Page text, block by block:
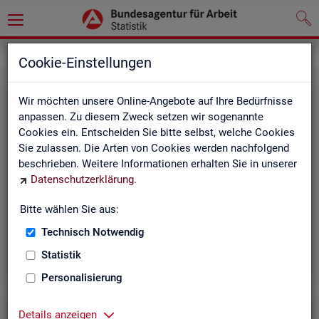
Cookie-Einstellungen
Wir möchten unsere Online-Angebote auf Ihre Bedürfnisse
anpassen. Zu diesem Zweck setzen wir sogenannte
Cookies ein. Entscheiden Sie bitte selbst, welche Cookies
Sie zulassen. Die Arten von Cookies werden nachfolgend
beschrieben. Weitere Informationen erhalten Sie in unserer
Datenschutzerklärung.
Bitte wählen Sie aus:
Technisch Notwendig
Statistik
Personalisierung
Details anzeigen
Me­tho­di­sche Hin­wei­se
Hintergrundinformationen und methodische Hinweise
zu den Fachstatistiken und weiteren Themen, z. B. zur